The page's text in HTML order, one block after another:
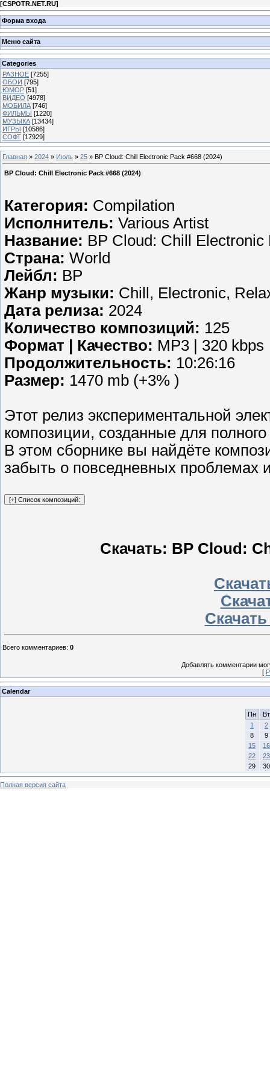
[CSPOTR.NET.RU]
Форма входа
Меню сайта
Categories
РАЗНОЕ [7255]
ОБОИ [795]
ЮМОР [51]
ВИДЕО [4978]
МОБИЛА [746]
ФИЛЬМЫ [1220]
МУЗЫКА [13434]
ИГРЫ [10586]
СОФТ [17929]
Главная » 2024 » Июль » 25 » BP Cloud: Chill Electronic Pack #668 (2024)
BP Cloud: Chill Electronic Pack #668 (2024)
Категория: Compilation
Исполнитель: Various Artist
Название: BP Cloud: Chill Electronic
Страна: World
Лейбл: BP
Жанр музыки: Chill, Electronic,
Дата релиза: 2024
Количество композиций: 125
Формат | Качество: MP3 | 320 kbps
Продолжительность: 10:26:16
Размер: 1470 mb (+3% )
Этот релиз экспериментальной
композиции, созданные для
В этом сборнике вы найдёте
забыть о повседневных проблемах
Скачать: BP Cloud:
Всего комментариев: 0
Добавлять комментарии
[
Calendar
Пн
Вт
1
2
8
9
15
16
22
23
29
30
Полная версия сайта